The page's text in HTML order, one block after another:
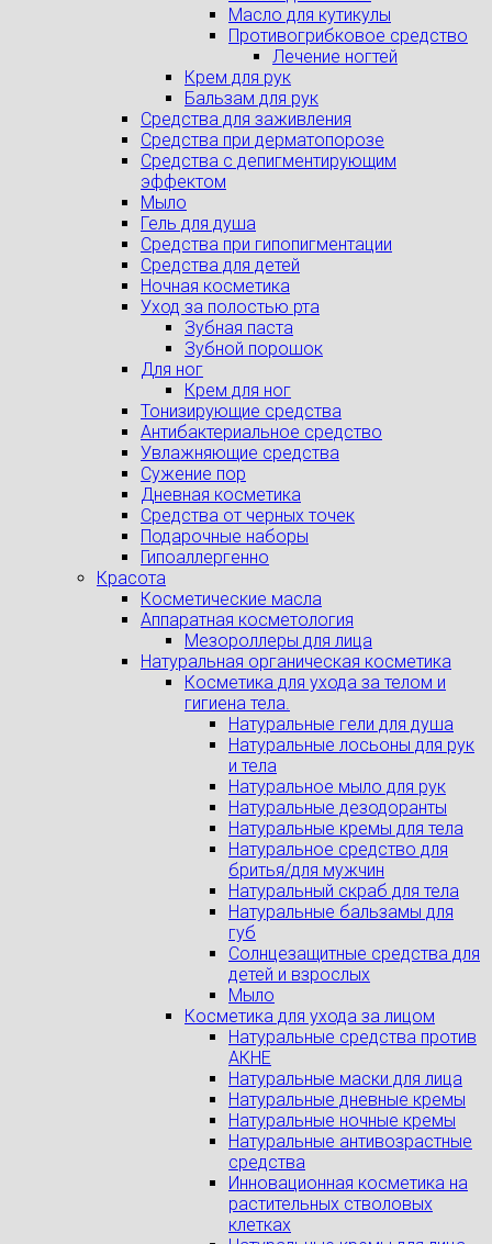
Масло для кутикулы
Противогрибковое средство
Лечение ногтей
Крем для рук
Бальзам для рук
Средства для заживления
Средства при дерматопорозе
Cредства с депигментирующим
эффектом
Мыло
Гель для душа
Средства при гипопигментации
Средства для детей
Ночная косметика
Уход за полостью рта
Зубная паста
Зубной порошок
Для ног
Крем для ног
Тонизирующие средства
Антибактериальное средство
Увлажняющие средства
Сужение пор
Дневная косметика
Средства от черных точек
Подарочные наборы
Гипоаллергенно
Красота
Косметические масла
Аппаратная косметология
Мезороллеры для лица
Натуральная органическая косметика
Косметика для ухода за телом и
гигиена тела.
Натуральные гели для душа
Натуральные лосьоны для рук
и тела
Натуральное мыло для рук
Натуральные дезодоранты
Натуральные кремы для тела
Натуральное средство для
бритья/для мужчин
Натуральный скраб для тела
Натуральные бальзамы для
губ
Солнцезащитные средства для
детей и взрослых
Мыло
Косметика для ухода за лицом
Натуральные средства против
АКНЕ
Натуральные маски для лица
Натуральные дневные кремы
Натуральные ночные кремы
Натуральные антивозрастные
средства
Инновационная косметика на
растительных стволовых
клетках